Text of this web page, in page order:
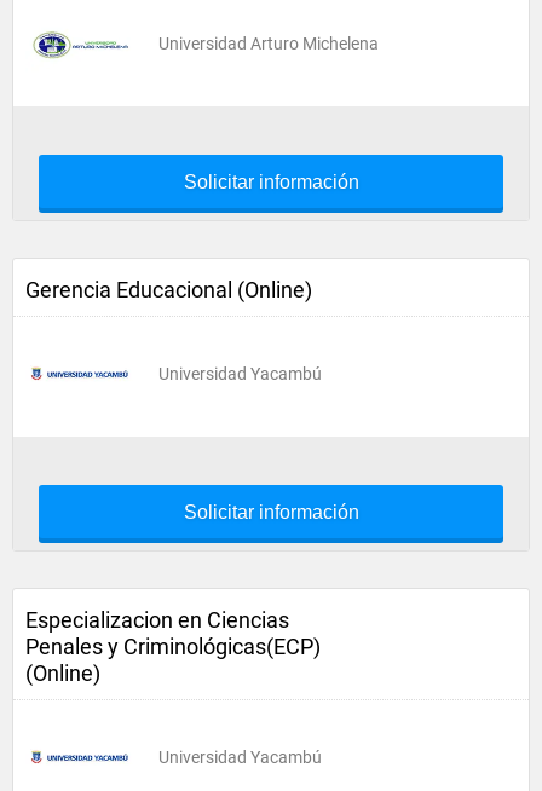
Universidad Arturo Michelena
Solicitar información
Gerencia Educacional (Online)
Universidad Yacambú
Solicitar información
Especializacion en Ciencias
Penales y Criminológicas(ECP)
(Online)
Universidad Yacambú